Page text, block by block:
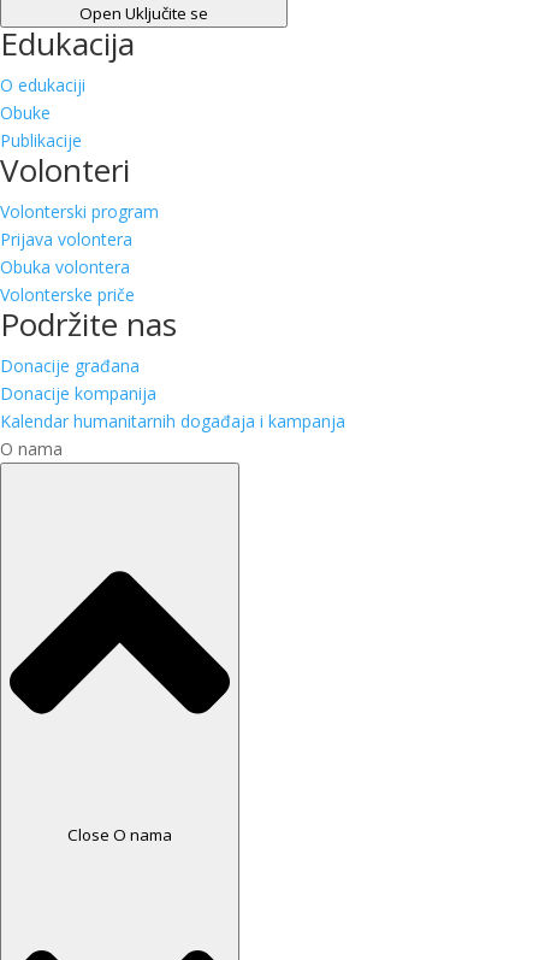
Open Uključite se
Edukacija
O edukaciji
Obuke
Publikacije
Volonteri
Volonterski program
Prijava volontera
Obuka volontera
Volonterske priče
Podržite nas
Donacije građana
Donacije kompanija
Kalendar humanitarnih događaja i kampanja
O nama
Close O nama